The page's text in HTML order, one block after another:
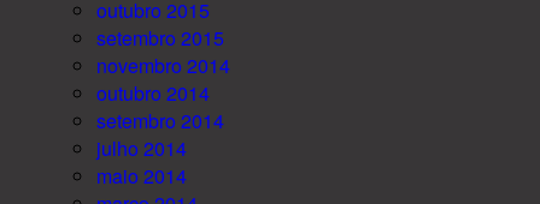
outubro 2015
setembro 2015
novembro 2014
outubro 2014
setembro 2014
julho 2014
maio 2014